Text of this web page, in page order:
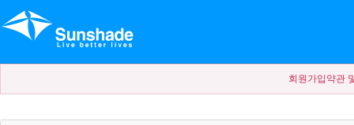
회원가입약관